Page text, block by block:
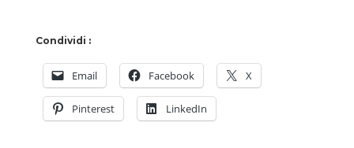
Condividi :
Email Facebook X
Pinterest LinkedIn